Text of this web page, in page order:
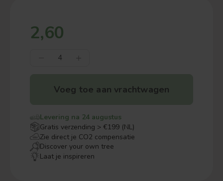
2,60
Voeg toe aan vrachtwagen
Levering na 24 augustus
Gratis verzending > €199 (NL)
Zie direct je CO2 compensatie
Discover your own tree
Laat je inspireren